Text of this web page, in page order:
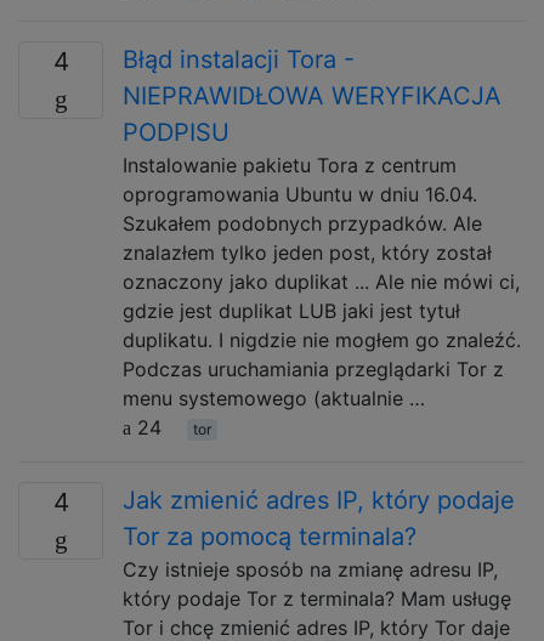
4
Błąd instalacji Tora -
NIEPRAWIDŁOWA WERYFIKACJA
PODPISU
Instalowanie pakietu Tora z centrum
oprogramowania Ubuntu w dniu 16.04.
Szukałem podobnych przypadków. Ale
znalazłem tylko jeden post, który został
oznaczony jako duplikat ... Ale nie mówi ci,
gdzie jest duplikat LUB jaki jest tytuł
duplikatu. I nigdzie nie mogłem go znaleźć.
Podczas uruchamiania przeglądarki Tor z
menu systemowego (aktualnie …
24
tor
4
Jak zmienić adres IP, który podaje
Tor za pomocą terminala?
Czy istnieje sposób na zmianę adresu IP,
który podaje Tor z terminala? Mam usługę
Tor i chcę zmienić adres IP, który Tor daje